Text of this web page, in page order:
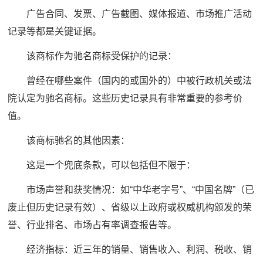
广告合同、发票、广告截图、媒体报道、市场推广活动
记录等都是关键证据。
该商标作为驰名商标受保护的记录：
曾经在哪些案件（国内的或国外的）中被行政机关或法
院认定为驰名商标。这些历史记录具有非常重要的参考价
值。
该商标驰名的其他因素：
这是一个兜底条款，可以包括但不限于：
市场声誉和获奖情况：如“中华老字号”、“中国名牌”（已
废止但历史记录有效）、省级以上政府或权威机构颁发的荣
誉、行业排名、市场占有率调查报告等。
经济指标：近三年的销量、销售收入、利润、税收、销